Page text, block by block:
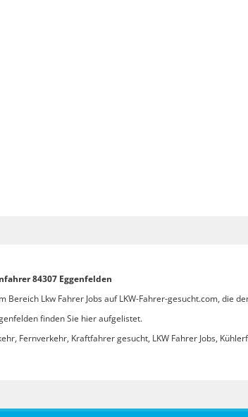
84307 Eggenfelden
Lkw Fahrer Jobs auf LKW-Fahrer-gesucht.com, die
finden Sie hier aufgelistet.
Fernverkehr, Kraftfahrer gesucht, LKW Fahrer Jobs,